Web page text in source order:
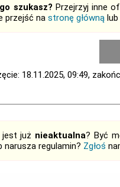
szukasz? Przejrzyj inne
przejść na stronę główną
18.11.2025, 09:49,
już nieaktualna? Być
narusza regulamin? Zgłoś